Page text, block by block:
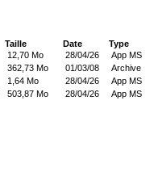
Taille Date
Type
12,70 Mo 28/04/26
App MS
362,73 Mo 01/03/08
Archive
1,64 Mo 28/04/26
App MS
503,87 Mo 28/04/26 App MS